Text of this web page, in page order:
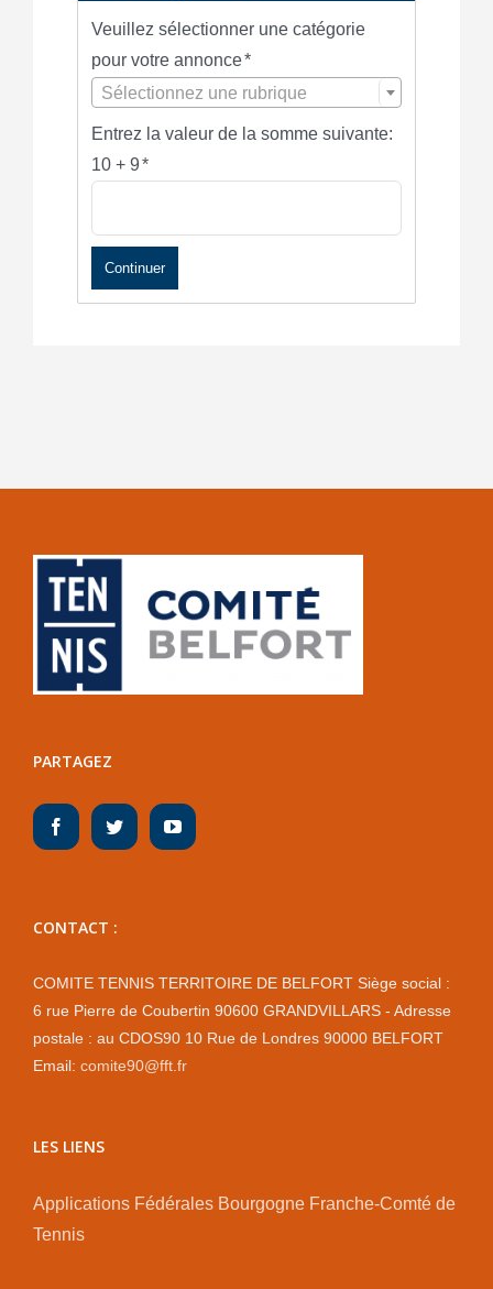
Veuillez sélectionner une catégorie
pour votre annonce*
Sélectionnez une rubrique
Entrez la valeur de la somme suivante:
10 + 9*
PARTAGEZ
CONTACT :
COMITE TENNIS TERRITOIRE DE BELFORT Siège social :
6 rue Pierre de Coubertin 90600 GRANDVILLARS - Adresse
postale : au CDOS90 10 Rue de Londres 90000 BELFORT
Email: comite90@fft.fr
LES LIENS
Applications Fédérales Bourgogne Franche-Comté de
Tennis